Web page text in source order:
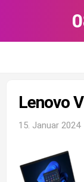
Lenovo
15. Januar 2024